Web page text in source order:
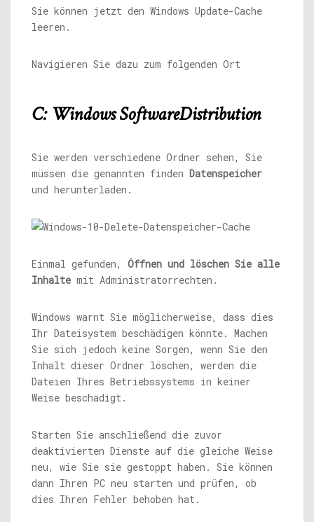
Sie können jetzt den Windows Update-Cache
leeren.
Navigieren Sie dazu zum folgenden Ort
C: Windows SoftwareDistribution
Sie werden verschiedene Ordner sehen, Sie
müssen die genannten finden Datenspeicher
und herunterladen.
Einmal gefunden, Öffnen und löschen Sie alle
Inhalte mit Administratorrechten.
Windows warnt Sie möglicherweise, dass dies
Ihr Dateisystem beschädigen könnte. Machen
Sie sich jedoch keine Sorgen, wenn Sie den
Inhalt dieser Ordner löschen, werden die
Dateien Ihres Betriebssystems in keiner
Weise beschädigt.
Starten Sie anschließend die zuvor
deaktivierten Dienste auf die gleiche Weise
neu, wie Sie sie gestoppt haben. Sie können
dann Ihren PC neu starten und prüfen, ob
dies Ihren Fehler behoben hat.